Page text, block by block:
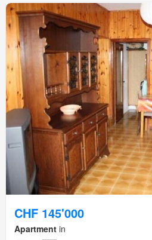
CHF 145'000
Apartment in